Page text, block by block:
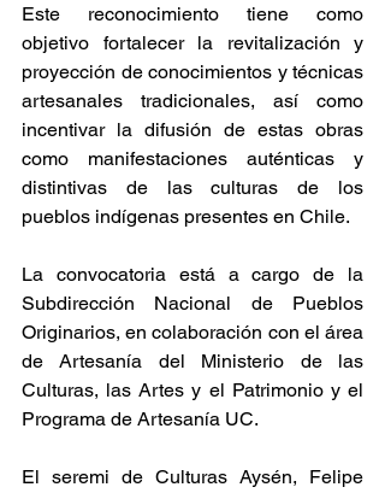
Este reconocimiento tiene como
objetivo fortalecer la revitalización y
proyección de conocimientos y técnicas
artesanales tradicionales, así como
incentivar la difusión de estas obras
como manifestaciones auténticas y
distintivas de las culturas de los
pueblos indígenas presentes en Chile.
La convocatoria está a cargo de la
Subdirección Nacional de Pueblos
Originarios, en colaboración con el área
de Artesanía del Ministerio de las
Culturas, las Artes y el Patrimonio y el
Programa de Artesanía UC.
El seremi de Culturas Aysén, Felipe